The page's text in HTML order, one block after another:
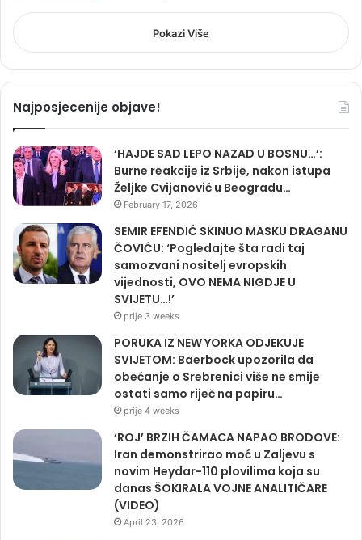
Pokazi Više
Najposjecenije objave!
‘HAJDE SAD LEPO NAZAD U BOSNU…’:
Burne reakcije iz Srbije, nakon istupa
Željke Cvijanović u Beogradu…
February 17, 2026
SEMIR EFENDIĆ SKINUO MASKU DRAGANU
ČOVIĆU: ‘Pogledajte šta radi taj
samozvani nositelj evropskih
vijednosti, OVO NEMA NIGDJE U
SVIJETU…!’
prije 3 weeks
PORUKA IZ NEW YORKA ODJEKUJE
SVIJETOM: Baerbock upozorila da
obećanje o Srebrenici više ne smije
ostati samo riječ na papiru…
prije 4 weeks
‘ROJ’ BRZIH ČAMACA NAPAO BRODOVE:
Iran demonstrirao moć u Zaljevu s
novim Heydar-110 plovilima koja su
danas ŠOKIRALA VOJNE ANALITIČARE
(VIDEO)
April 23, 2026